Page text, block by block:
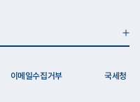
이메일수집거부 국세청